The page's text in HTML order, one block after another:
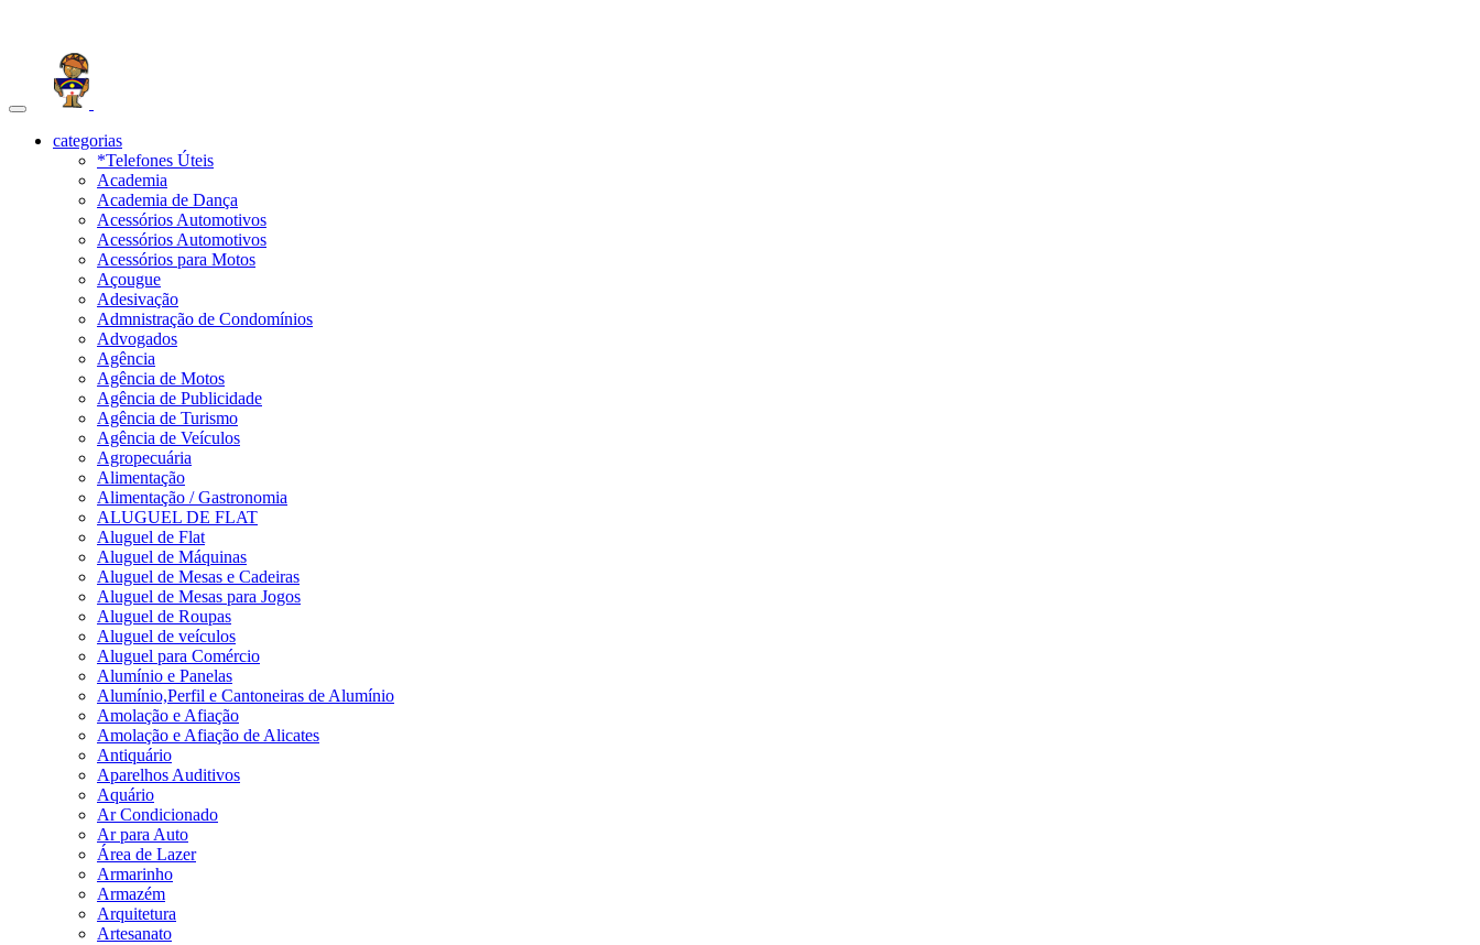
Toggle
navigationcategorias
*Telefones Úteis
Academia
Academia de Dança
Acessórios Automotivos
Acessórios Automotivos
Acessórios para Motos
Açougue
Adesivação
Admnistração de Condomínios
Advogados
Agência
Agência de Motos
Agência de Publicidade
Agência de Turismo
Agência de Veículos
Agropecuária
Alimentação
Alimentação / Gastronomia
ALUGUEL DE FLAT
Aluguel de Flat
Aluguel de Máquinas
Aluguel de Mesas e Cadeiras
Aluguel de Mesas para Jogos
Aluguel de Roupas
Aluguel de veículos
Aluguel para Comércio
Alumínio e Panelas
Alumínio,Perfil e Cantoneiras de Alumínio
Amolação e Afiação
Amolação e Afiação de Alicates
Antiquário
Aparelhos Auditivos
Aquário
Ar Condicionado
Ar para Auto
Área de Lazer
Armarinho
Armazém
Arquitetura
Artesanato